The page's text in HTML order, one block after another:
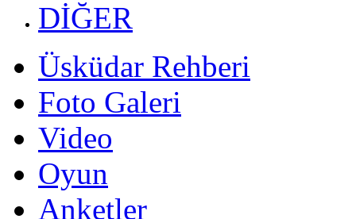
DİĞER
Üsküdar Rehberi
Foto Galeri
Video
Oyun
Anketler